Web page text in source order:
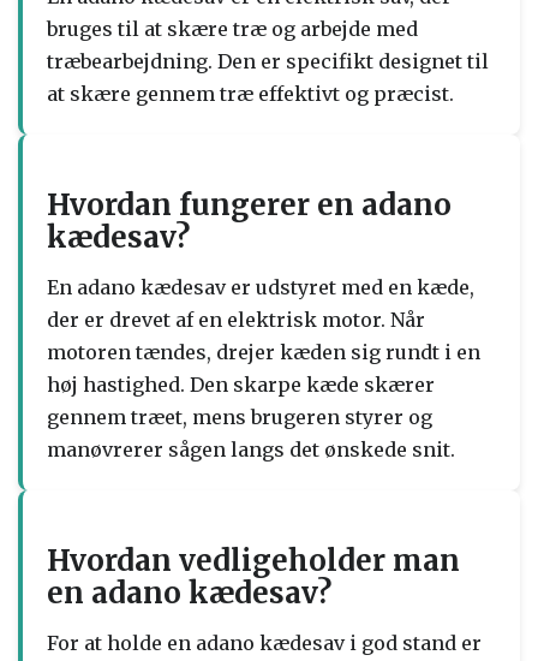
bruges til at skære træ og arbejde med
træbearbejdning. Den er specifikt designet til
at skære gennem træ effektivt og præcist.
Hvordan fungerer en adano
kædesav?
En adano kædesav er udstyret med en kæde,
der er drevet af en elektrisk motor. Når
motoren tændes, drejer kæden sig rundt i en
høj hastighed. Den skarpe kæde skærer
gennem træet, mens brugeren styrer og
manøvrerer sågen langs det ønskede snit.
Hvordan vedligeholder man
en adano kædesav?
For at holde en adano kædesav i god stand er